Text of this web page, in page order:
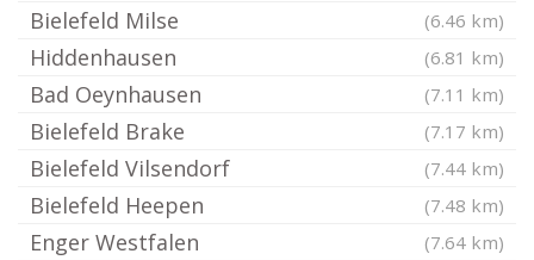
Bielefeld Milse (6.46 km)
Hiddenhausen (6.81 km)
Bad Oeynhausen (7.11 km)
Bielefeld Brake (7.17 km)
Bielefeld Vilsendorf (7.44 km)
Bielefeld Heepen (7.48 km)
Enger Westfalen (7.64 km)